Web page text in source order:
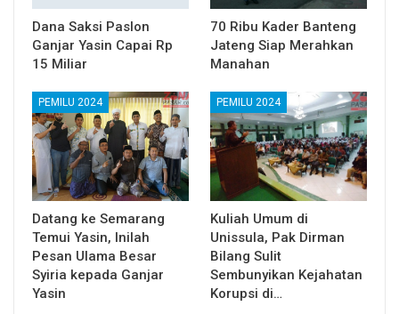
Dana Saksi Paslon
Ganjar Yasin Capai Rp
15 Miliar
70 Ribu Kader Banteng
Jateng Siap Merahkan
Manahan
PEMILU 2024
Datang ke Semarang
Temui Yasin, Inilah
Pesan Ulama Besar
Syiria kepada Ganjar
Yasin
PEMILU 2024
Kuliah Umum di
Unissula, Pak Dirman
Bilang Sulit
Sembunyikan Kejahatan
Korupsi di…